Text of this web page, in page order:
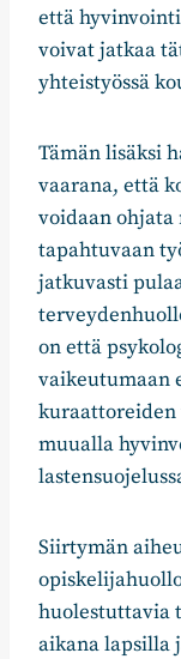
että
voivat jatkaa
yhteistyössä
Tämän lisäksi
vaarana, että
voidaan ohjata
tapahtuvaan
jatkuvasti
on että
vaikeutumaan
kuraattoreiden
muualla
Siirtymän
huolestuttavia
aikana lapsilla